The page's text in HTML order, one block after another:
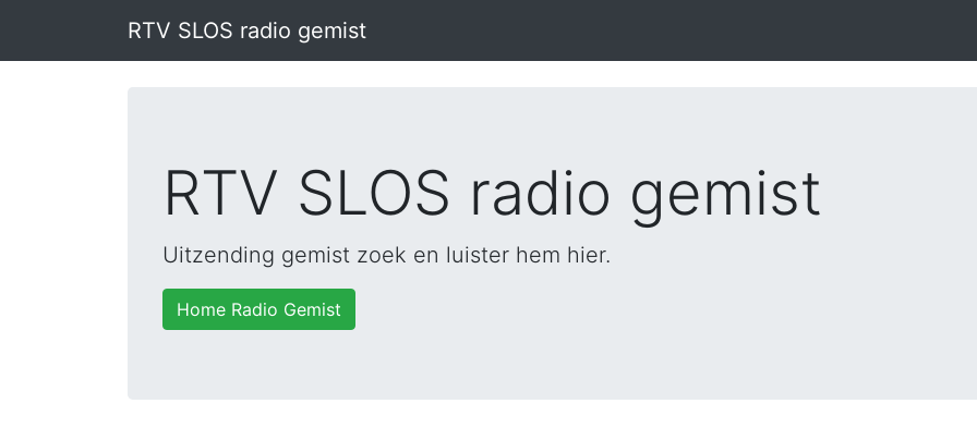
RTV SLOS radio gemist
RTV SLOS radio gemist
Uitzending gemist zoek en luister hem hier.
Home Radio Gemist